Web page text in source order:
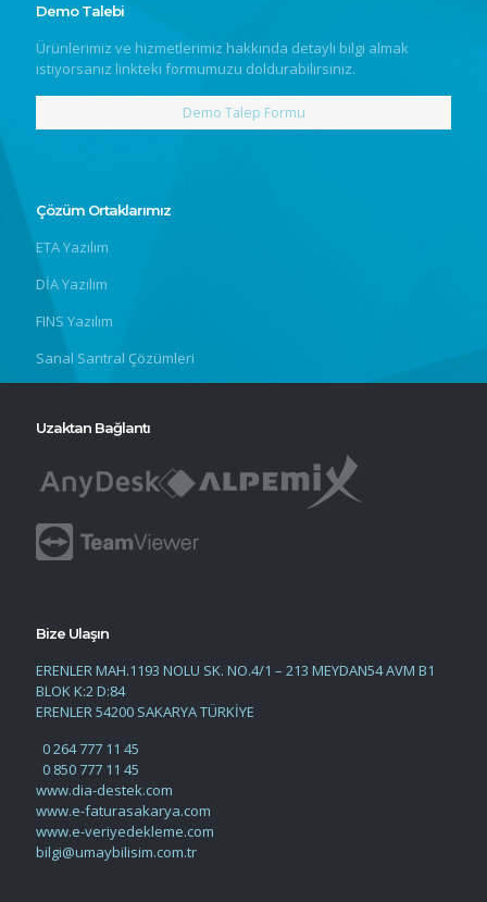
Demo Talebi
Ürünlerimiz ve hizmetlerimiz hakkında detaylı bilgi almak
istiyorsanız linkteki formumuzu doldurabilirsiniz.
Demo Talep Formu
Çözüm Ortaklarımız
ETA Yazılım
DİA Yazılım
FINS Yazılım
Sanal Santral Çözümleri
Uzaktan Bağlantı
Bize Ulaşın
ERENLER MAH.1193 NOLU SK. NO.4/1 – 213 MEYDAN54 AVM B1
BLOK K:2 D:84
ERENLER 54200 SAKARYA TÜRKİYE
0 264 777 11 45
0 850 777 11 45
www.dia-destek.com
www.e-faturasakarya.com
www.e-veriyedekleme.com
bilgi@umaybilisim.com.tr